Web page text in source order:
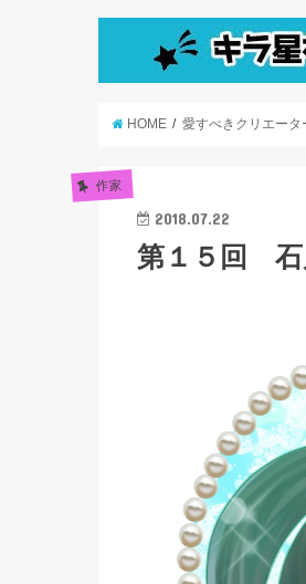
HOME 愛すべきクリエータ
作家
2018.07.22
第１５回 石